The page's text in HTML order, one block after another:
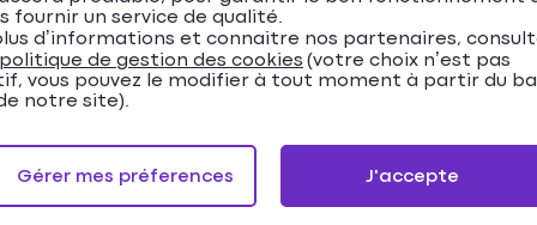
250 habitants (1) , Lyon fait partie des plus grandes
diversifié, avec des appartements neufs et anciens
la localisation et le type de bien, avec des prix
arrondissements de Lyon, la Matmut se tient à vos
habitation.
fournir un service de qualité.
d’informations et connaitre nos partenaires,
politique de gestion des cookies (votre choix n’est pas
vous pouvez le modifier à tout moment à partir du
notre site).
Gérer mes préferences J'accepte